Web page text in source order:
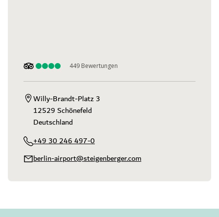
449 Bewertungen
Willy-Brandt-Platz 3
12529 Schönefeld
Deutschland
+49 30 246 497-0
berlin-airport@steigenberger.com